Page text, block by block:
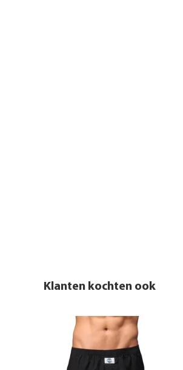
Klanten kochten ook